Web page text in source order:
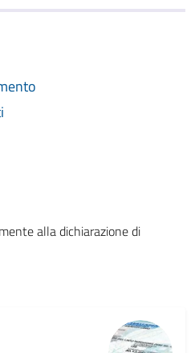
alla dichiarazione di